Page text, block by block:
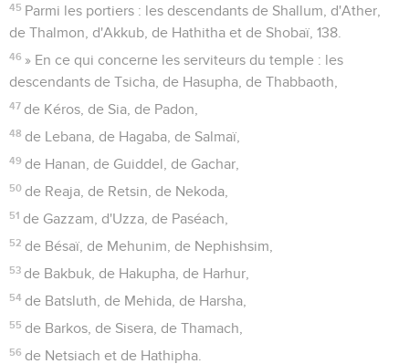
45 Parmi les portiers : les descendants de Shallum, d'Ather,
de Thalmon, d'Akkub, de Hathitha et de Shobaï, 138.
46 » En ce qui concerne les serviteurs du temple : les
descendants de Tsicha, de Hasupha, de Thabbaoth,
47 de Kéros, de Sia, de Padon,
48 de Lebana, de Hagaba, de Salmaï,
49 de Hanan, de Guiddel, de Gachar,
50 de Reaja, de Retsin, de Nekoda,
51 de Gazzam, d'Uzza, de Paséach,
52 de Bésaï, de Mehunim, de Nephishsim,
53 de Bakbuk, de Hakupha, de Harhur,
54 de Batsluth, de Mehida, de Harsha,
55 de Barkos, de Sisera, de Thamach,
56 de Netsiach et de Hathipha.